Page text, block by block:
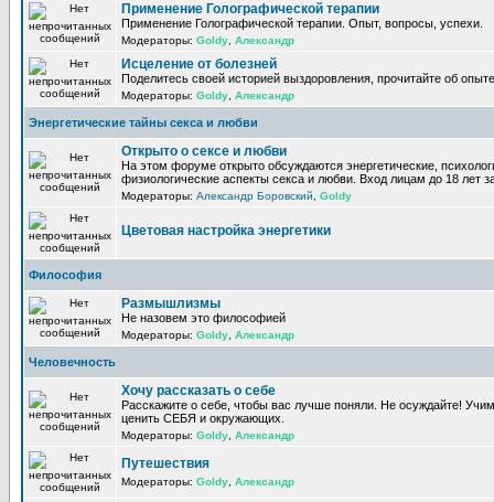
Применение Голографической терапии
Применение Голографической терапии. Опыт, вопросы, успехи.
Модераторы: Goldy Александр
Исцеление от болезней
Поделитесь своей историей выздоровления, прочитайте об
Модераторы: Goldy Александр
Энергетические тайны секса и любви
Открыто о сексе и любви
На этом форуме открыто обсуждаются энергетические,
физиологические аспекты секса и любви. Вход лицам до 18 лет
Модераторы: Александр Боровский Goldy
Цветовая настройка энергетики
Философия
Размышлизмы
Не назовем это философией
Модераторы: Goldy Александр
Человечность
Хочу рассказать о себе
Расскажите о себе, чтобы вас лучше поняли. Не осуждайте!
ценить СЕБЯ и окружающих.
Модераторы: Goldy Александр
Путешествия
Модераторы: Goldy Александр